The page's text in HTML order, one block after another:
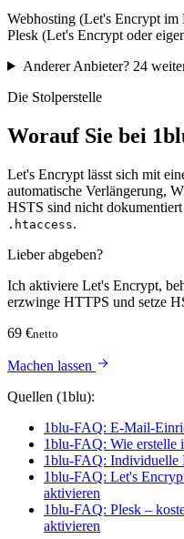
Webhosting (Let's Encrypt im
Plesk (Let's Encrypt oder
Anderer Anbieter? 24
Die Stolperstelle
Worauf Sie bei
Let's Encrypt lässt sich mit
automatische Verlängerung,
HSTS sind nicht
.htaccess.
Lieber abgeben?
Ich aktiviere Let's Encrypt,
erzwinge HTTPS und setze
69 €netto
Machen lassen
Quellen (1blu):
1blu-FAQ: E-Mail-
1blu-FAQ: Wie erstelle
1blu-FAQ: Individuelle
1blu-FAQ: Let's
aktivieren
1blu-FAQ: Plesk –
aktivieren